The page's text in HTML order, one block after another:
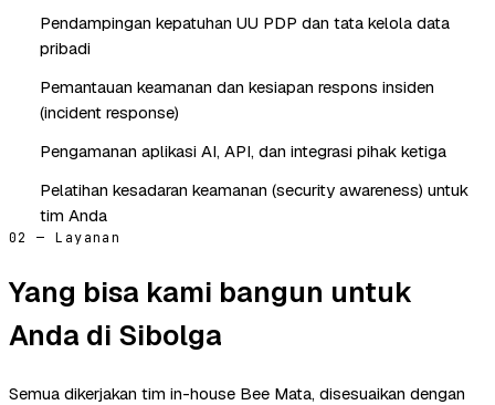
Pendampingan kepatuhan UU PDP dan tata kelola data
pribadi
Pemantauan keamanan dan kesiapan respons insiden
(incident response)
Pengamanan aplikasi AI, API, dan integrasi pihak ketiga
Pelatihan kesadaran keamanan (security awareness) untuk
tim Anda
02 — Layanan
Yang bisa kami bangun untuk
Anda di Sibolga
Semua dikerjakan tim in-house Bee Mata, disesuaikan dengan